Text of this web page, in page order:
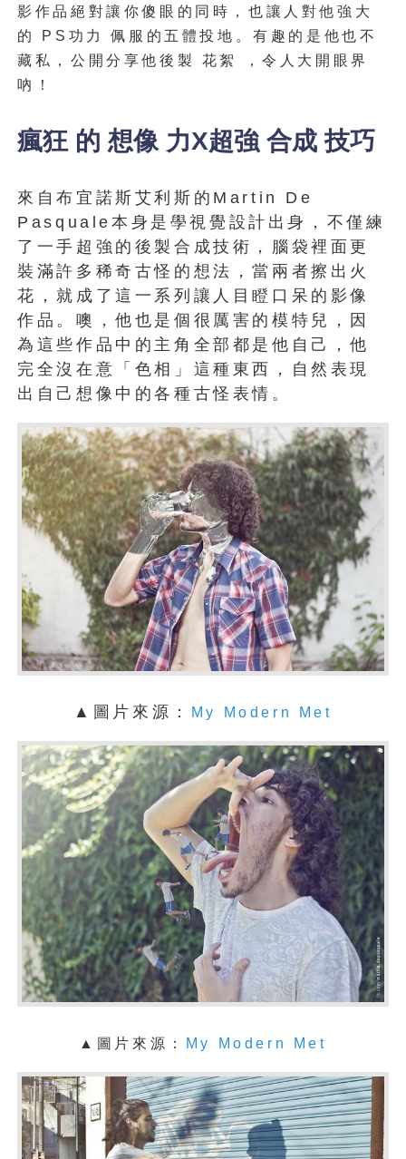
影作品絕對讓你傻眼的同時，也讓人對他強大
的
PS 功力 佩服的五體投地。有趣的是他也不
藏私，公開分享他後製 花絮 ，令人大開眼界
吶！
瘋狂 的 想像 力X超強 合成 技巧
來自布宜諾斯艾利斯的Martin De
Pasquale本身是學視覺設計出身，不僅練
了一手超強的後製合成技術，腦袋裡面更
裝滿許多稀奇古怪的想法，當兩者擦出火
花，就成了這一系列讓人目瞪口呆的影像
作品。噢，他也是個很厲害的模特兒，因
為這些作品中的主角全部都是他自己，他
完全沒在意「色相」這種東西，自然表現
出自己想像中的各種古怪表情。
▲圖片來源： My Modern Met
▲圖片來源： My Modern Met